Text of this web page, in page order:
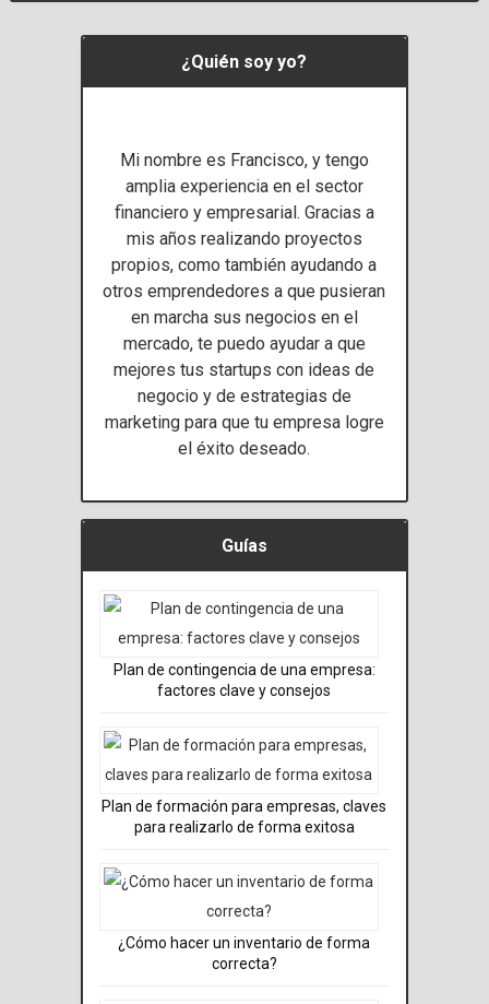
​¿Quién soy yo?
Mi nombre es Francisco, y tengo
amplia experiencia en el sector
financiero y empresarial. Gracias a
mis años realizando proyectos
propios, como también ayudando a
otros emprendedores a que pusieran
en marcha sus negocios en el
mercado, te puedo ayudar a que
mejores tus startups con ideas de
negocio y de estrategias de
marketing para que tu empresa logre
el éxito deseado.
Guías
Plan de contingencia de una empresa:
factores clave y consejos
Plan de formación para empresas, claves
para realizarlo de forma exitosa
¿Cómo hacer un inventario de forma
correcta?